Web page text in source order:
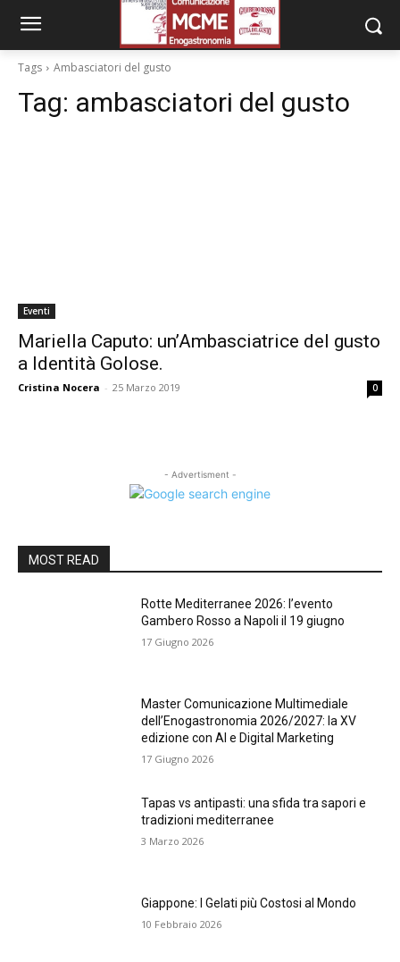
Tags Ambasciatori del gusto
Tag: ambasciatori del gusto
Eventi
Mariella Caputo: un’Ambasciatrice del gusto
a Identità Golose.
Cristina Nocera - 25 Marzo 2019 0
- Advertisment -
MOST READ
Rotte Mediterranee 2026: l’evento
Gambero Rosso a Napoli il 19 giugno
17 Giugno 2026
Master Comunicazione Multimediale
dell’Enogastronomia 2026/2027: la XV
edizione con AI e Digital Marketing
17 Giugno 2026
Tapas vs antipasti: una sfida tra sapori e
tradizioni mediterranee
3 Marzo 2026
Giappone: I Gelati più Costosi al Mondo
10 Febbraio 2026